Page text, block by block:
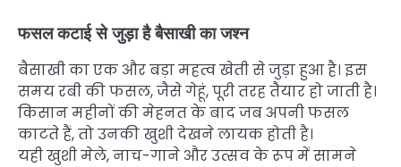
फसल कटाई से जुड़ा है बैसाखी का जश्न
बैसाखी का एक और बड़ा महत्व खेती से जुड़ा हुआ है। इस
समय रबी की फसल, जैसे गेहूं, पूरी तरह तैयार हो जाती है।
किसान महीनों की मेहनत के बाद जब अपनी फसल
काटते हैं, तो उनकी खुशी देखने लायक होती है।
यही खुशी मेले, नाच-गाने और उत्सव के रूप में सामने